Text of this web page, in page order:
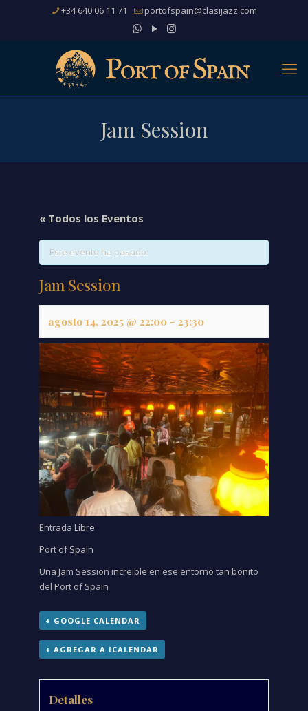
+34 640 06 11 71 portofspain@clasijazz.com
Jam Session
« Todos los Eventos
Este evento ha pasado.
Jam Session
agosto 14, 2025 @ 22:00- 23:30
Entrada Libre
Port of Spain
Una Jam Session increible en ese entorno tan bonito
del Port of Spain
+ GOOGLE CALENDAR
+ AGREGAR A ICALENDAR
Detalles